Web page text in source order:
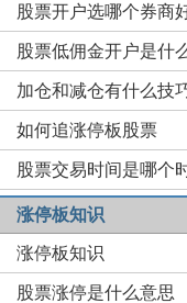
股票开户选哪个券商
股票低佣金开户是什
加仓和减仓有什么技
如何追涨停板股票
股票交易时间是哪个
涨停板知识
涨停板知识
股票涨停是什么意思